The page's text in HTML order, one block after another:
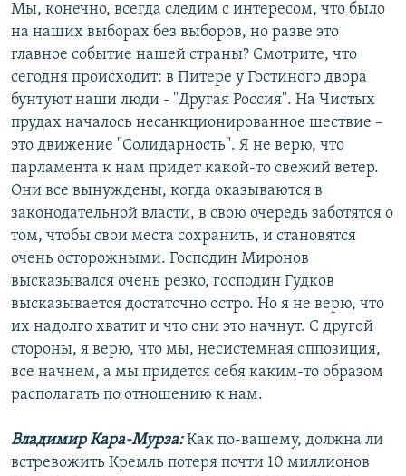
Мы, конечно, всегда следим с интересом, что было
на наших выборах без выборов, но разве это
главное событие нашей страны? Смотрите, что
сегодня происходит: в Питере у Гостиного двора
бунтуют наши люди - "Другая Россия". На Чистых
прудах началось несанкционированное шествие –
это движение "Солидарность". Я не верю, что
парламента к нам придет какой-то свежий ветер.
Они все вынуждены, когда оказываются в
законодательной власти, в свою очередь заботятся о
том, чтобы свои места сохранить, и становятся
очень осторожными. Господин Миронов
высказывался очень резко, господин Гудков
высказывается достаточно остро. Но я не верю, что
их надолго хватит и что они это начнут. С другой
стороны, я верю, что мы, несистемная оппозиция,
все начнем, а мы придется себя каким-то образом
располагать по отношению к нам.
Владимир Кара-Мурза:Как по-вашему, должна ли
встревожить Кремль потеря почти 10 миллионов